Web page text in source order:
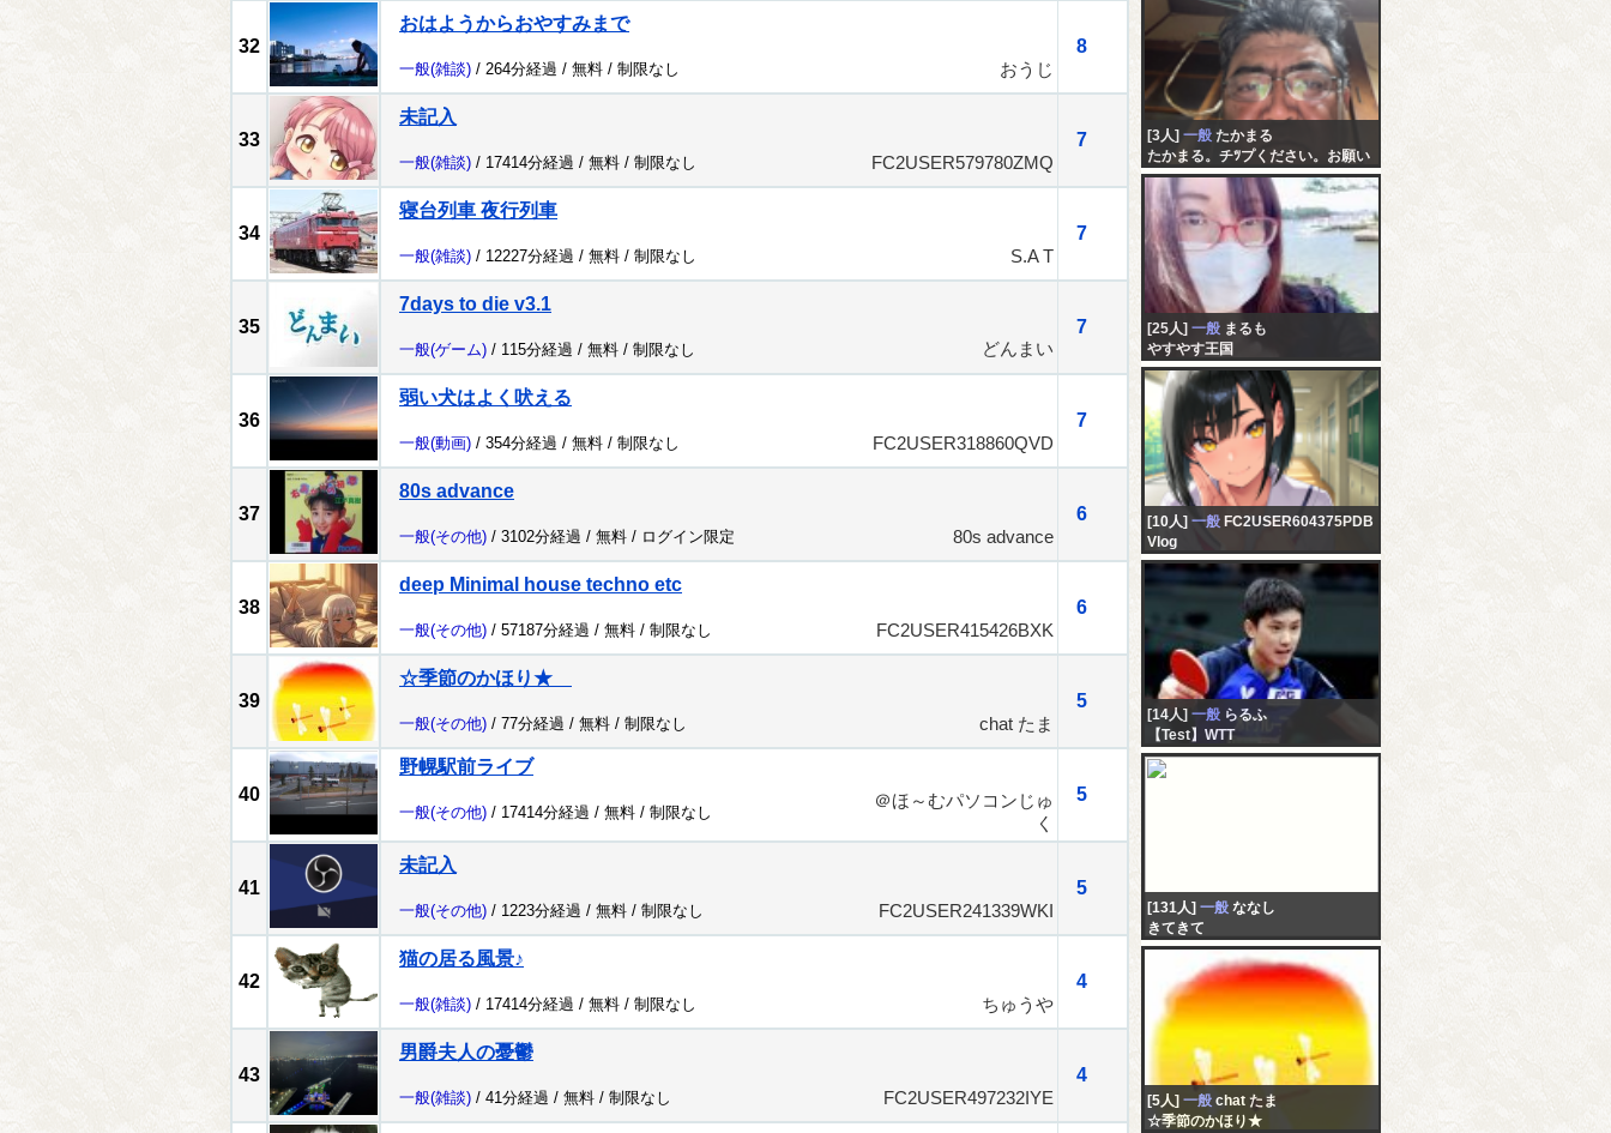
32
おはようからおやすみまで
8
一般(雑談) / 264分経過 / 無料 / 制限なし おうじ
33
未記入
7
一般(雑談) / 17414分経過 / 無料 / 制限なし FC2USER579780ZMQ
34
寝台列車 夜行列車
7
一般(雑談) / 12227分経過 / 無料 / 制限なし S.A T
35
7days to die v3.1
7
一般(ゲーム) / 115分経過 / 無料 / 制限なし どんまい
36
弱い犬はよく吠える
7
一般(動画) / 354分経過 / 無料 / 制限なし FC2USER318860QVD
37
80s advance
6
一般(その他) / 3102分経過 / 無料 / ログイン限定 80s advance
38
deep Minimal house techno etc
6
一般(その他) / 57187分経過 / 無料 / 制限なし FC2USER415426BXK
39
☆季節のかほり★
5
一般(その他) / 77分経過 / 無料 / 制限なし chat たま
40
野幌駅前ライブ
5
一般(その他) / 17414分経過 / 無料 / 制限なし
＠ほ～むパソコンじゅ
く
41
未記入
5
一般(その他) / 1223分経過 / 無料 / 制限なし FC2USER241339WKI
42
猫の居る風景♪
4
一般(雑談) / 17414分経過 / 無料 / 制限なし ちゅうや
43
男爵夫人の憂鬱
4
一般(雑談) / 41分経過 / 無料 / 制限なし FC2USER497232IYE
[3人] 一般 たかまる
たかまる。チﾂプください。お願い
します
[25人] 一般 まるも
やすやす王国
[10人] 一般 FC2USER604375PDB
Vlog
[14人] 一般 らるふ
【Test】WTT
[131人] 一般 ななし
きてきて
[5人] 一般 chat たま
☆季節のかほり★